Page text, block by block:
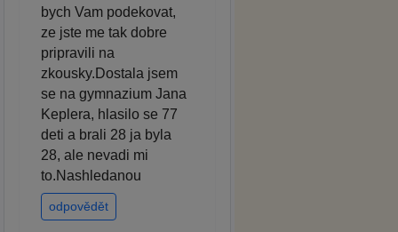
bych Vam podekovat,
ze jste me tak dobre
pripravili na
zkousky.Dostala jsem
se na gymnazium Jana
Keplera, hlasilo se 77
deti a brali 28 ja byla
28, ale nevadi mi
to.Nashledanou
odpovědět